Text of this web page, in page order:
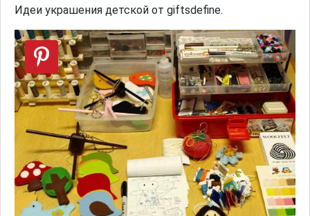
Идеи украшения детской от giftsdefine.